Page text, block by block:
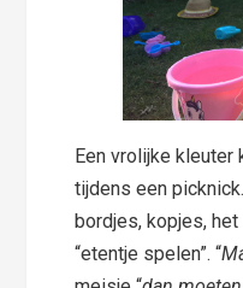
Een vrolijke kleuter
tijdens een
bordjes, kopjes,
“etentje spelen”. “